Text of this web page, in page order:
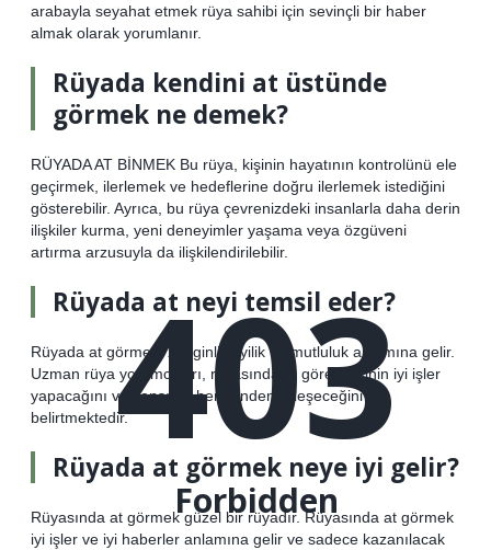
arabayla seyahat etmek rüya sahibi için sevinçli bir haber
almak olarak yorumlanır.
Rüyada kendini at üstünde
görmek ne demek?
RÜYADA AT BİNMEK Bu rüya, kişinin hayatının kontrolünü ele
geçirmek, ilerlemek ve hedeflerine doğru ilerlemek istediğini
gösterebilir. Ayrıca, bu rüya çevrenizdeki insanlarla daha derin
ilişkiler kurma, yeni deneyimler yaşama veya özgüveni
artırma arzusuyla da ilişkilendirilebilir.
Rüyada at neyi temsil eder?
Rüyada at görmek, zenginlik, iyilik ve mutluluk anlamına gelir.
Uzman rüya yorumcuları, rüyasında at gören kişinin iyi işler
yapacağını ve şansının her yönden iyileşeceğini
belirtmektedir.
Rüyada at görmek neye iyi gelir?
Rüyasında at görmek güzel bir rüyadır. Rüyasında at görmek
iyi işler ve iyi haberler anlamına gelir ve sadece kazanılacak
403
Forbidden